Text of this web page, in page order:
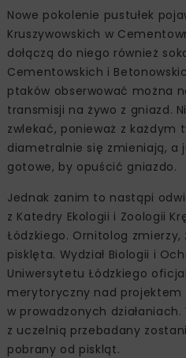
Nowe pokolenie pustułek
Kruszywowskich w
dołączą do niego również
Cementowskich i
ptaków obserwować można
transmisji na żywo z gniazd.
zwlekać, ponieważ z każdym
diametralnie się zmieniają, a
gotowe, by opuścić gniazdo.
Jednak zanim to nastąpi
z Katedry Ekologii i Zoologii
Łódzkiego. Ornitolog
pisklęta. Wydział Biologii i
Uniwersytetu Łódzkiego
merytoryczny nad projektem
w prowadzonych
z uczelnią przebadany
pobrany od piskląt.